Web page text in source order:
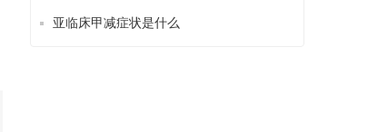
亚临床甲减症状是什么